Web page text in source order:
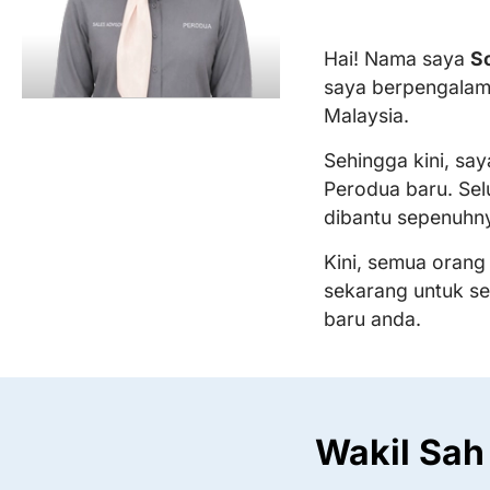
Hai! Nama saya
saya
Malaysia.
Sehingga kini,
Perodua baru.
dibantu
Kini, semua
sekarang untuk
baru anda.
Wakil